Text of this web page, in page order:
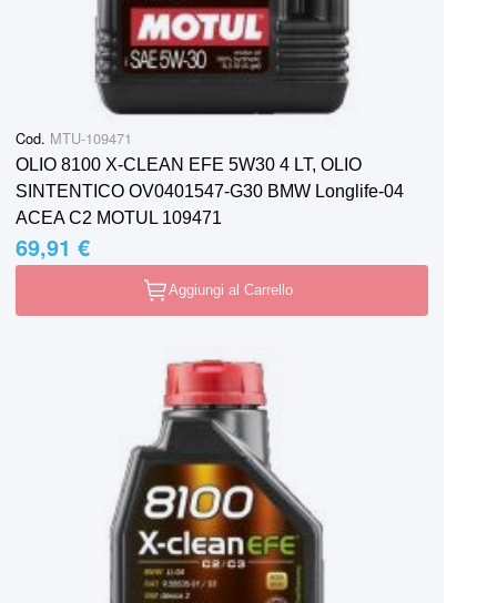
Cod. MTU-109471
OLIO 8100 X-CLEAN EFE 5W30 4 LT, OLIO
SINTENTICO OV0401547-G30 BMW Longlife-04
ACEA C2 MOTUL 109471
69,91 €
Aggiungi al Carrello